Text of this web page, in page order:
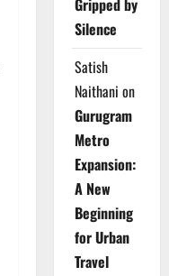
Gripped by
Silence
Satish
Naithani on
Gurugram
Metro
Expansion:
A New
Beginning
for Urban
Travel